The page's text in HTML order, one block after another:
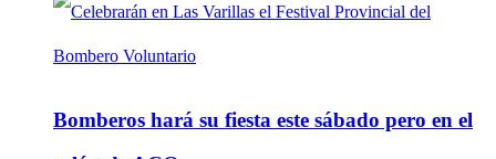
Bomberos hará su fiesta este sábado pero en el